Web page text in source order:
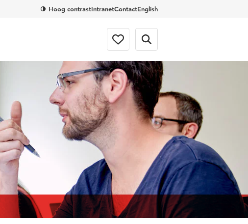
Hoog contrastIntranetContactEnglish